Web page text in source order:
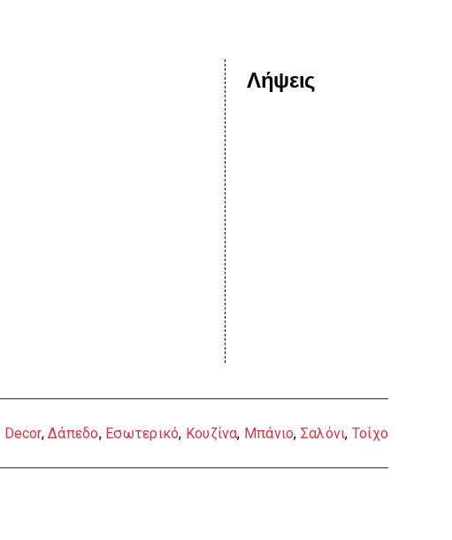
Λήψεις
Decor,Δάπεδο, Εσωτερικό, Κουζίνα, Μπάνιο, Σαλόνι, Τοίχο